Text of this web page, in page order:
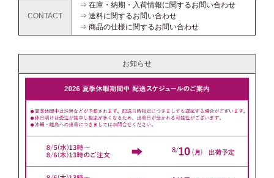
CONTACT
⇒ 在庫・納期・入荷情報に関するお問い合わせ
⇒ 送料に関するお問い合わせ
⇒ 商品の仕様に関するお問い合わせ
お知らせ